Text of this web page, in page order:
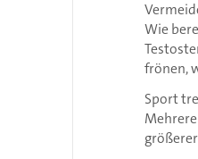
Wie
frönen,
Sport